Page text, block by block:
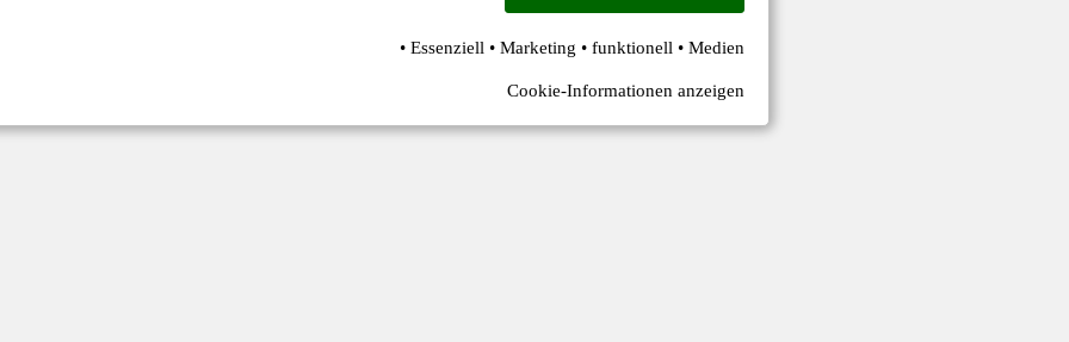
• Essenziell • Marketing • funktionell • Medien
Cookie-Informationen anzeigen